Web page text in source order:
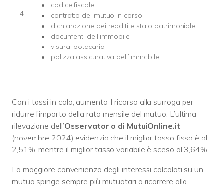
4
codice fiscale
contratto del mutuo in corso
dichiarazione dei redditi e stato patrimoniale
documenti dell’immobile
visura ipotecaria
polizza assicurativa dell’immobile
Con i tassi in calo, aumenta il ricorso alla surroga per
ridurre l’importo della rata mensile del mutuo. L’ultima
rilevazione dell’Osservatorio di MutuiOnline.it
(novembre 2024) evidenzia che il miglior tasso fisso è al
2,51%, mentre il miglior tasso variabile è sceso al 3,64%.
La maggiore convenienza degli interessi calcolati su un
mutuo spinge sempre più mutuatari a ricorrere alla